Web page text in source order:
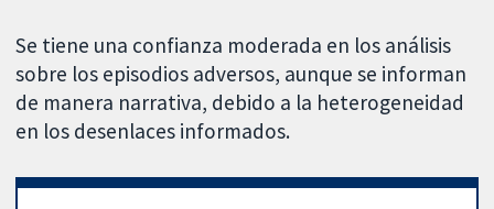
Se tiene una confianza moderada en los análisis
sobre los episodios adversos, aunque se informan
de manera narrativa, debido a la heterogeneidad
en los desenlaces informados.